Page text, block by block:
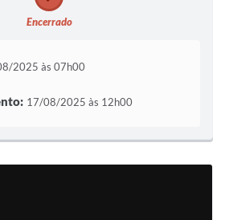
Encerrado
2025 às 07h00
17/08/2025 às 12h00